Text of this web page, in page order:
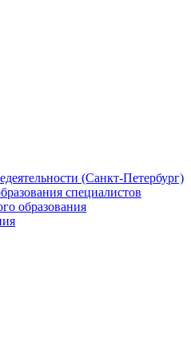
(Санкт-Петербург)
специалистов
образования